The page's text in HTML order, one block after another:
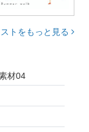
トをもっと見る
材04